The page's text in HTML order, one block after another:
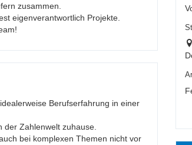
zusammen.
eigenverantwortlich Projekte.
Berufserfahrung in einer
der Zahlenwelt zuhause.
bei komplexen Themen nicht vor